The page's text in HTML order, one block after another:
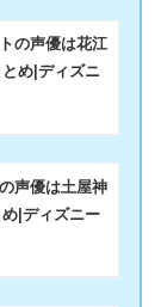
の声優は花江
め|ディズニ
声優は土屋神
|ディズニー